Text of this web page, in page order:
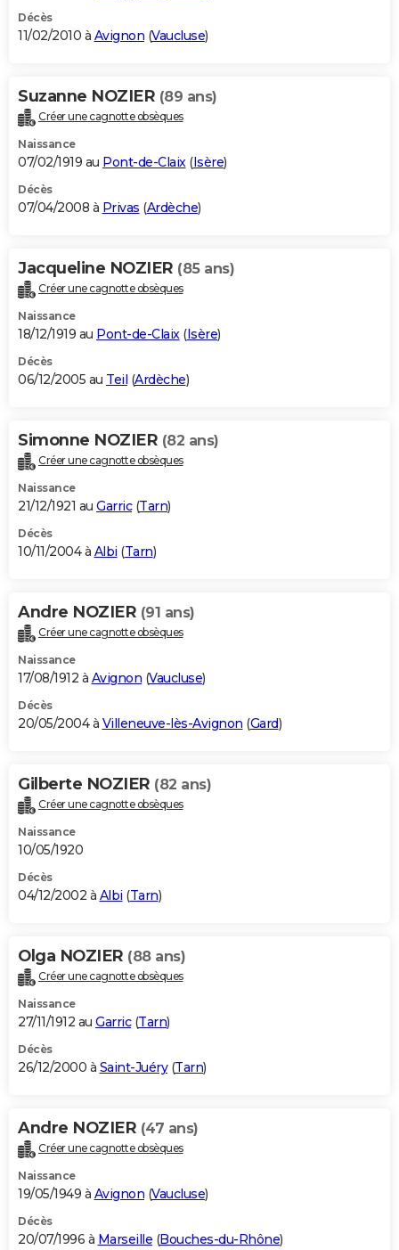
Décès
11/02/2010 à Avignon (Vaucluse)
Suzanne NOZIER (89 ans)
Créer une cagnotte obsèques
Naissance
07/02/1919 au Pont-de-Claix(Isère)
Décès
07/04/2008 à Privas (Ardèche)
Jacqueline NOZIER (85 ans)
Créer une cagnotte obsèques
Naissance
18/12/1919 au Pont-de-Claix(Isère)
Décès
06/12/2005 au Teil (Ardèche)
Simonne NOZIER (82 ans)
Créer une cagnotte obsèques
Naissance
21/12/1921 au Garric(Tarn)
Décès
10/11/2004 à Albi (Tarn)
Andre NOZIER (91 ans)
Créer une cagnotte obsèques
Naissance
17/08/1912 à Avignon (Vaucluse)
Décès
20/05/2004 à Villeneuve-lès-Avignon (Gard)
Gilberte NOZIER (82 ans)
Créer une cagnotte obsèques
Naissance
10/05/1920
Décès
04/12/2002 à Albi (Tarn)
Olga NOZIER (88 ans)
Créer une cagnotte obsèques
Naissance
27/11/1912 au Garric(Tarn)
Décès
26/12/2000 à Saint-Juéry(Tarn)
Andre NOZIER (47 ans)
Créer une cagnotte obsèques
Naissance
19/05/1949 à Avignon (Vaucluse)
Décès
20/07/1996 à Marseille (Bouches-du-Rhône)